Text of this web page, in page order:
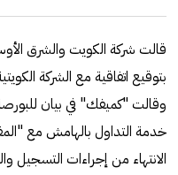
قالت شركة الكويت والشرق
بتوقيع اتفاقية مع الشركة
وقالت "كميفك" في بيان
خدمة التداول بالهامش مع
الانتهاء من إجراءات التسجيل